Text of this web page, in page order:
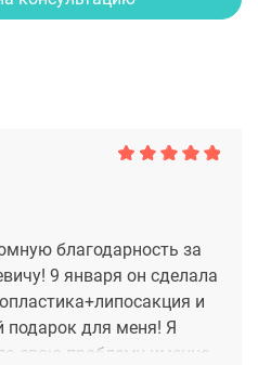
благодарность за
9 января он сделала
и
для меня! Я
свою проблему именно